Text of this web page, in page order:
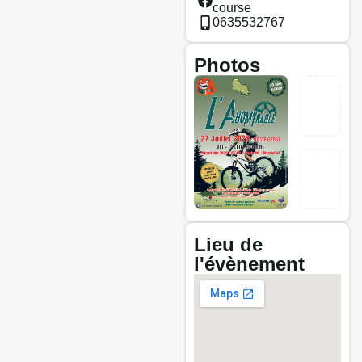
course
0635532767
Photos
Lieu de
l'évènement